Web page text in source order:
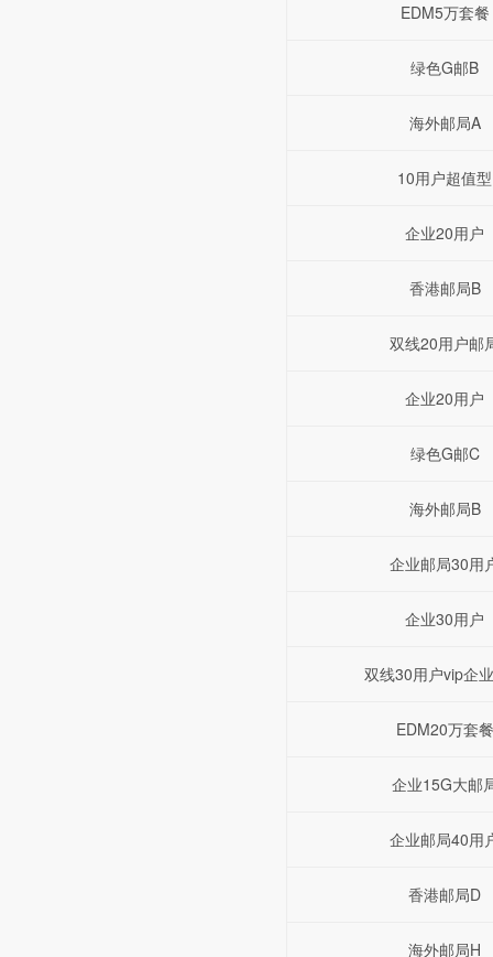
EDM5万套餐
绿色G邮B
海外邮局A
10用户超值型
企业20用户
香港邮局B
双线20用户邮
企业20用户
绿色G邮C
海外邮局B
企业邮局30用
企业30用户
双线30用户vip企
EDM20万套餐
企业15G大邮
企业邮局40用
香港邮局D
海外邮局H